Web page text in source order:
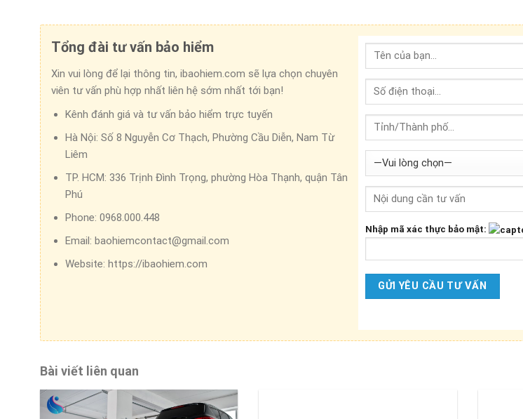
Tổng đài tư vấn bảo hiểm
Xin vui lòng để lại thông tin, ibaohiem.com sẽ lựa chọn chuyên
viên tư vấn phù hợp nhất liên hệ sớm nhất tới bạn!
Kênh đánh giá và tư vấn bảo hiểm trực tuyến
Hà Nội: Số 8 Nguyễn Cơ Thạch, Phường Cầu Diễn, Nam Từ
Liêm
TP. HCM: 336 Trịnh Đình Trọng, phường Hòa Thạnh, quận Tân
Phú
Phone: 0968.000.448
Email: baohiemcontact@gmail.com
Website: https://ibaohiem.com
Nhập mã xác thực bảo mật:
Bài viết liên quan